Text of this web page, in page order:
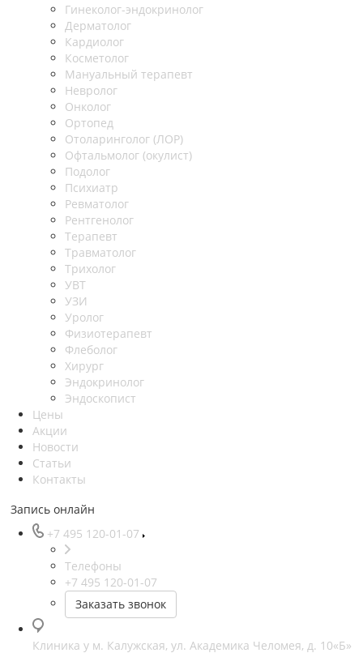
Гинеколог-эндокринолог
Дерматолог
Кардиолог
Косметолог
Мануальный терапевт
Невролог
Онколог
Ортопед
Отоларинголог (ЛОР)
Офтальмолог (окулист)
Подолог
Психиатр
Ревматолог
Рентгенолог
Терапевт
Травматолог
Трихолог
УВТ
УЗИ
Уролог
Физиотерапевт
Флеболог
Хирург
Эндокринолог
Эндоскопист
Цены
Акции
Новости
Статьи
Контакты
Запись онлайн
+7 495 120-01-07
Телефоны
+7 495 120-01-07
Заказать звонок
Клиника у м. Калужская, ул. Академика Челомея, д. 10«Б»